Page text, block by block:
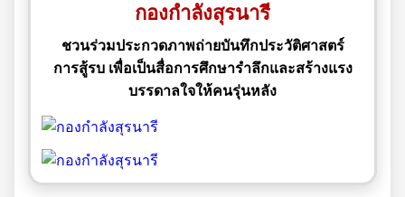
กองกำลังสุรนารี
ชวนร่วมประกวดภาพถ่ายบันทึกประวัติศาสตร์
การสู้รบ เพื่อเป็นสื่อการศึกษารำลึกและสร้างแรง
บรรดาลใจให้คนรุ่นหลัง